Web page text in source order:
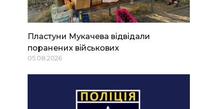
Пластуни Мукачева відвідали
поранених військових
05.08.2026